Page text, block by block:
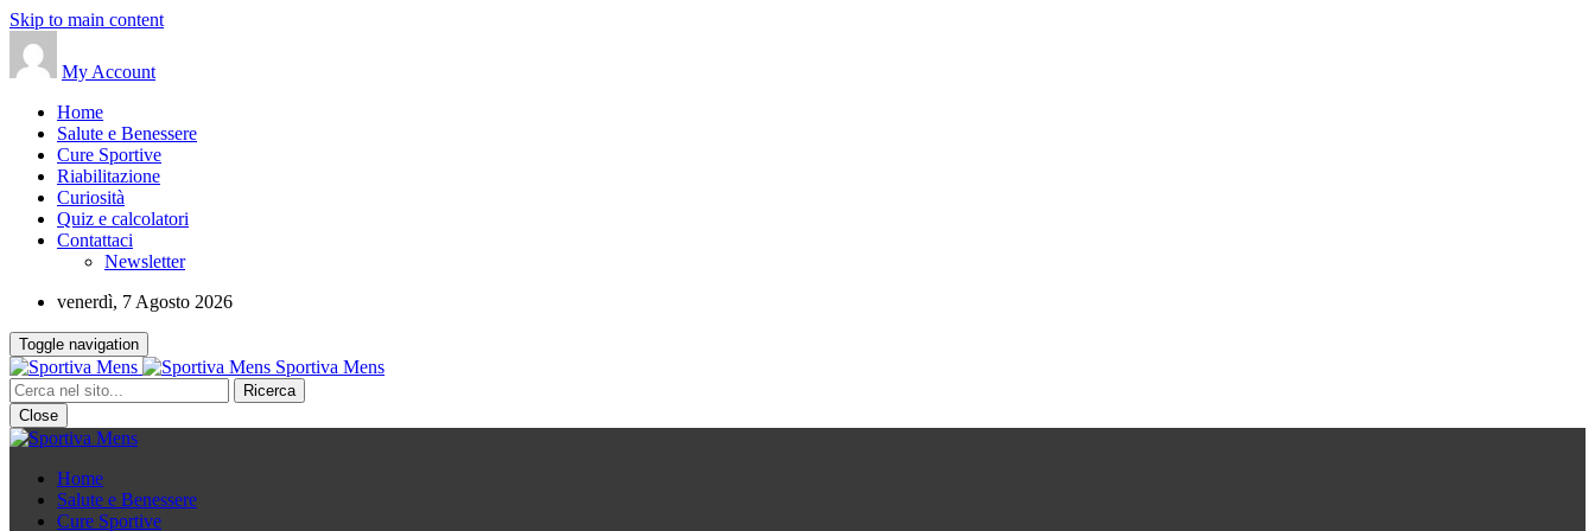
Skip to main content
My Account
Home
Salute e Benessere
Cure Sportive
Riabilitazione
Curiosità
Quiz e calcolatori
Contattaci
Newsletter
venerdì, 7 Agosto 2026
Toggle navigation
Sportiva Mens
Close
Home
Salute e Benessere
Cure Sportive